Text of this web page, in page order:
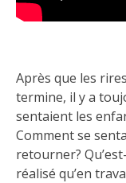
Après que les
termine, il y a
sentaient les
Comment se
retourner?
réalisé qu’en